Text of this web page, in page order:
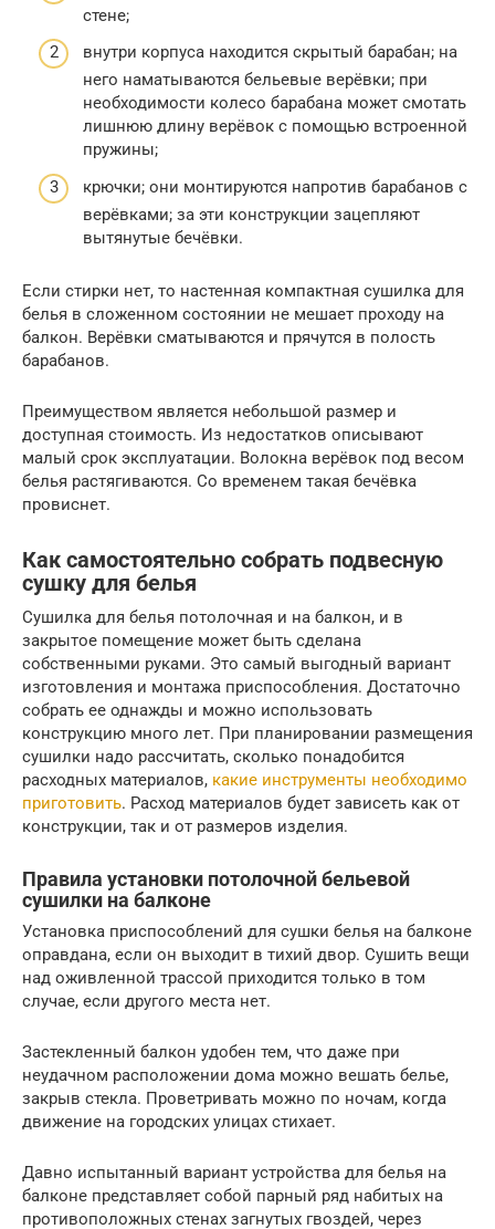
стене;
внутри корпуса находится скрытый барабан; на
него наматываются бельевые верёвки; при
необходимости колесо барабана может смотать
лишнюю длину верёвок с помощью встроенной
пружины;
крючки; они монтируются напротив барабанов с
верёвками; за эти конструкции зацепляют
вытянутые бечёвки.
Если стирки нет, то настенная компактная сушилка для
белья в сложенном состоянии не мешает проходу на
балкон. Верёвки сматываются и прячутся в полость
барабанов.
Преимуществом является небольшой размер и
доступная стоимость. Из недостатков описывают
малый срок эксплуатации. Волокна верёвок под весом
белья растягиваются. Со временем такая бечёвка
провиснет.
Как самостоятельно собрать подвесную
сушку для белья
Сушилка для белья потолочная и на балкон, и в
закрытое помещение может быть сделана
собственными руками. Это самый выгодный вариант
изготовления и монтажа приспособления. Достаточно
собрать ее однажды и можно использовать
конструкцию много лет. При планировании размещения
сушилки надо рассчитать, сколько понадобится
расходных материалов, какие инструменты необходимо
приготовить. Расход материалов будет зависеть как от
конструкции, так и от размеров изделия.
Правила установки потолочной бельевой
сушилки на балконе
Установка приспособлений для сушки белья на балконе
оправдана, если он выходит в тихий двор. Сушить вещи
над оживленной трассой приходится только в том
случае, если другого места нет.
Застекленный балкон удобен тем, что даже при
неудачном расположении дома можно вешать белье,
закрыв стекла. Проветривать можно по ночам, когда
движение на городских улицах стихает.
Давно испытанный вариант устройства для белья на
балконе представляет собой парный ряд набитых на
противоположных стенах загнутых гвоздей, через